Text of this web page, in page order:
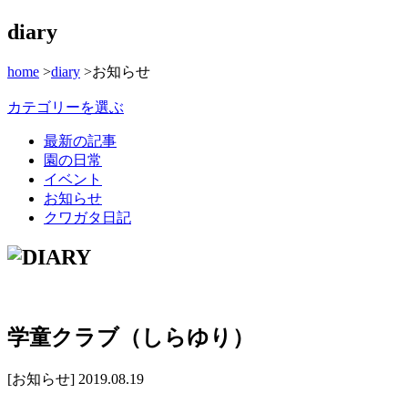
diary
home >diary >お知らせ
カテゴリーを選ぶ
最新の記事
園の日常
イベント
お知らせ
クワガタ日記
学童クラブ（しらゆり）
[お知らせ] 2019.08.19